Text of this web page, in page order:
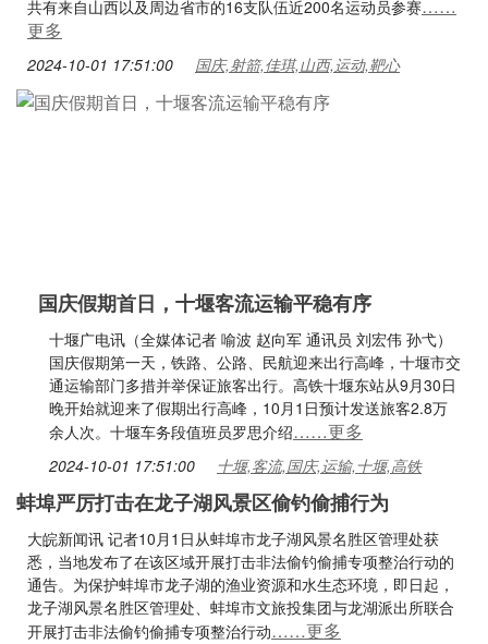
共有来自山西以及周边省市的16支队伍近200名运动员参赛……
更多
2024-10-01 17:51:00 国庆,射箭,佳琪,山西,运动,靶心
国庆假期首日，十堰客流运输平稳有序
十堰广电讯（全媒体记者 喻波 赵向军 通讯员 刘宏伟 孙弋）
国庆假期第一天，铁路、公路、民航迎来出行高峰，十堰市交
通运输部门多措并举保证旅客出行。高铁十堰东站从9月30日
晚开始就迎来了假期出行高峰，10月1日预计发送旅客2.8万
余人次。十堰车务段值班员罗思介绍……更多
2024-10-01 17:51:00 十堰,客流,国庆,运输,十堰,高铁
蚌埠严厉打击在龙子湖风景区偷钓偷捕行为
大皖新闻讯 记者10月1日从蚌埠市龙子湖风景名胜区管理处获
悉，当地发布了在该区域开展打击非法偷钓偷捕专项整治行动的
通告。为保护蚌埠市龙子湖的渔业资源和水生态环境，即日起，
龙子湖风景名胜区管理处、蚌埠市文旅投集团与龙湖派出所联合
开展打击非法偷钓偷捕专项整治行动……更多